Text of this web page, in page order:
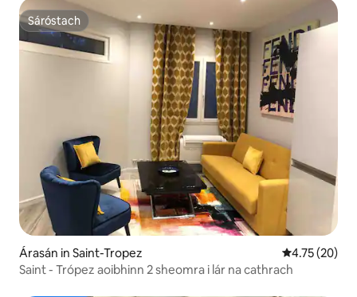
Sáróstach
Sáróstach
Árasán in Saint-Tropez Meánrátáil
4.75 (20)
Saint - Trópez aoibhinn 2 sheomra i lár na cathrach